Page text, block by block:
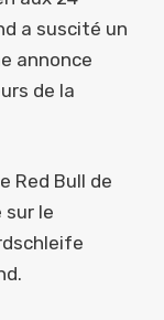
a suscité un
annonce
de la
Red Bull de
sur le